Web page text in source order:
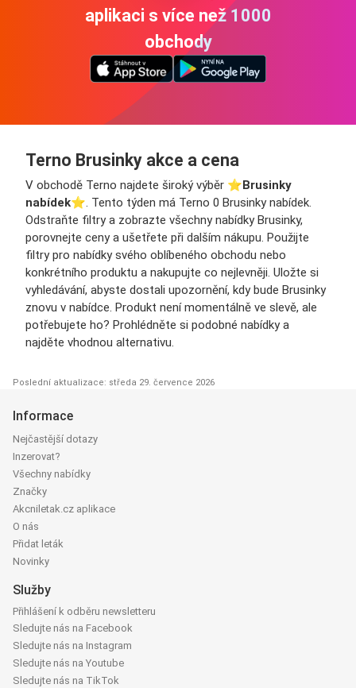
aplikaci s více než 1000
obchody
Terno Brusinky akce a cena
V obchodě Terno najdete široký výběr ⭐️Brusinky
nabídek⭐️. Tento týden má Terno 0 Brusinky nabídek.
Odstraňte filtry a zobrazte všechny nabídky Brusinky,
porovnejte ceny a ušetřete při dalším nákupu. Použijte
filtry pro nabídky svého oblíbeného obchodu nebo
konkrétního produktu a nakupujte co nejlevněji. Uložte si
vyhledávání, abyste dostali upozornění, kdy bude Brusinky
znovu v nabídce. Produkt není momentálně ve slevě, ale
potřebujete ho? Prohlédněte si podobné nabídky a
najděte vhodnou alternativu.
Poslední aktualizace: středa 29. července 2026
Informace
Nejčastější dotazy
Inzerovat?
Všechny nabídky
Značky
Akcniletak.cz aplikace
O nás
Přidat leták
Novinky
Služby
Přihlášení k odběru newsletteru
Sledujte nás na Facebook
Sledujte nás na Instagram
Sledujte nás na Youtube
Sledujte nás na TikTok